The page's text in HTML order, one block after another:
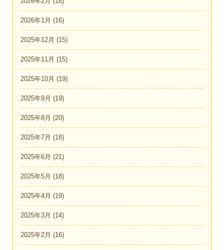
2026年1月 (16)
2025年12月 (15)
2025年11月 (15)
2025年10月 (19)
2025年9月 (19)
2025年8月 (20)
2025年7月 (18)
2025年6月 (21)
2025年5月 (18)
2025年4月 (19)
2025年3月 (14)
2025年2月 (16)